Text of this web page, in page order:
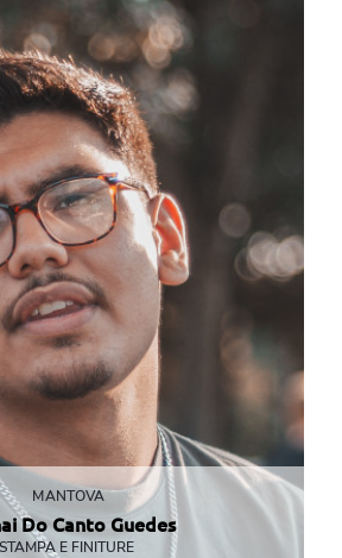
MANTOVA
Do Canto Guedes
STAMPA E FINITURE